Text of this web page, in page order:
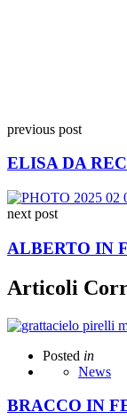
previous post
ELISA DA
next post
ALBERTO IN
Articoli
Posted in
News
BRACCO IN